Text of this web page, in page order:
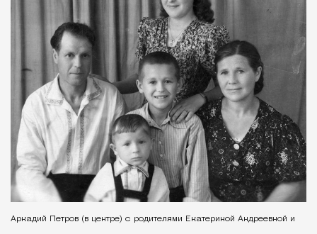
Аркадий Петров (в центре) с родителями Екатериной Андреевной и